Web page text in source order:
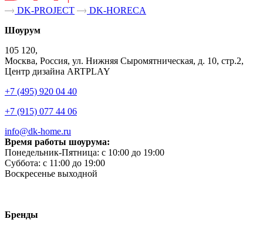
DK-PROJECT
DK-HORECA
Шоурум
105 120,
Москва, Россия, ул. Нижняя Сыромятническая, д. 10, стр.2,
Центр дизайна ARTPLAY
+7 (495) 920 04 40
+7 (915) 077 44 06
info@dk-home.ru
Время работы шоурума:
Понедельник-Пятница: c 10:00 до 19:00
Суббота: c 11:00 до 19:00
Воскресенье выходной
Бренды